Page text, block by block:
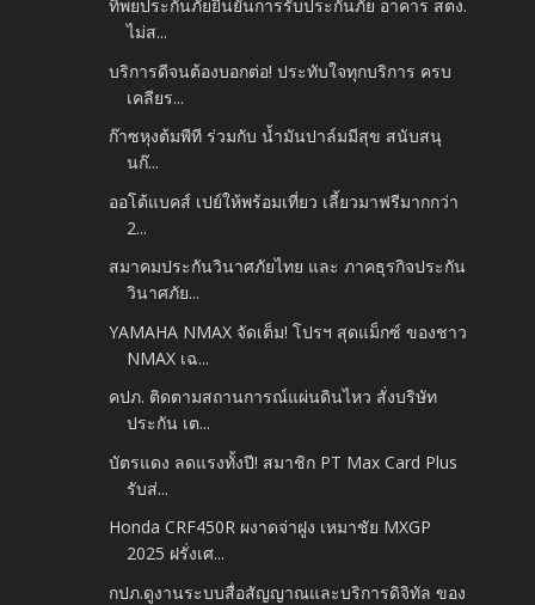
ทิพยประกันภัยยืนยันการรับประกันภัย อาคาร สตง.
ไม่ส...
บริการดีจนต้องบอกต่อ! ประทับใจทุกบริการ ครบ
เคลียร...
ก๊าซหุงต้มพีที ร่วมกับ น้ำมันปาล์มมีสุข สนับสนุ
นก๊...
ออโต้แบคส์ เปย์ให้พร้อมเที่ยว เลี้ยวมาฟรีมากกว่า
2...
สมาคมประกันวินาศภัยไทย และ ภาคธุรกิจประกัน
วินาศภัย...
YAMAHA NMAX จัดเต็ม! โปรฯ สุดแม็กซ์ ของชาว
NMAX เฉ...
คปภ. ติดตามสถานการณ์แผ่นดินไหว สั่งบริษัท
ประกัน เต...
บัตรแดง ลดแรงทั้งปี! สมาชิก PT Max Card Plus
รับส่...
Honda CRF450R ผงาดจ่าฝูง เหมาชัย MXGP
2025 ฝรั่งเศ...
กปภ.ดูงานระบบสื่อสัญญาณและบริการดิจิทัล ของ